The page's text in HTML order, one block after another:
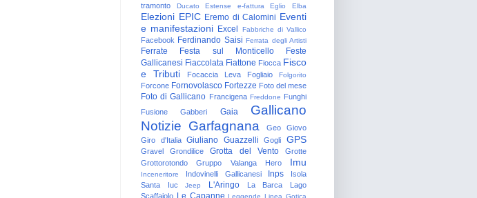
tramonto
Ducato Estense e-fattura Eglio Elba
Elezioni EPIC Eremo di Calomini Eventi
e manifestazioni Excel Fabbriche di Vallico
Facebook Ferdinando Saisi Ferrata degli Artisti
Ferrate Festa sul Monticello
Feste
Gallicanesi Fiaccolata Fiattone Fiocca Fisco
e Tributi
Focaccia Leva Fogliaio Folgorito
Forcone Fornovolasco Fortezze Foto del mese
Foto di Gallicano Francigena Freddone Funghi
Fusione
Gabberi Gaia
Gallicano
Notizie Garfagnana Geo
Giovo
Giro d'Italia
Giuliano Guazzelli Gogli GPS
Gravel Grondilice Grotta del Vento
Grotte
Grottorotondo
Gruppo Valanga Hero Imu
Inceneritore Indovinelli Gallicanesi Inps
Isola
Santa
Iuc Jeep L'Aringo La Barca
Lago
Scaffaiolo Le Capanne Leggende Linea Gotica